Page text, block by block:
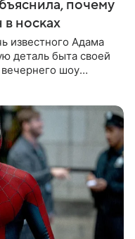
почему
в носках
известного Адама
деталь быта своей
шоу